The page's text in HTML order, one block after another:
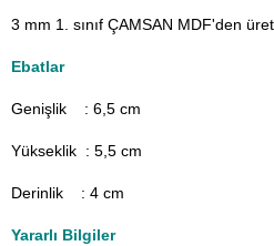
3 mm 1. sınıf ÇAMSAN MDF'den
Ebatlar
Genişlik : 6,5 cm
Yükseklik : 5,5 cm
Derinlik : 4 cm
Yararlı Bilgiler